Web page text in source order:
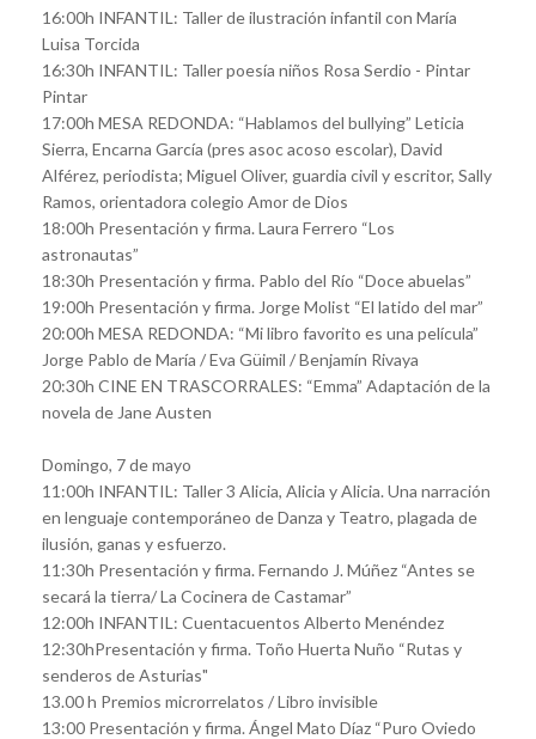
16:00h INFANTIL: Taller de ilustración infantil con María
Luisa Torcida
16:30h INFANTIL: Taller poesía niños Rosa Serdio - Pintar
Pintar
17:00h MESA REDONDA: “Hablamos del bullying” Leticia
Sierra, Encarna García (pres asoc acoso escolar), David
Alférez, periodista; Miguel Oliver, guardia civil y escritor, Sally
Ramos, orientadora colegio Amor de Dios
18:00h Presentación y firma. Laura Ferrero “Los
astronautas”
18:30h Presentación y firma. Pablo del Río “Doce abuelas”
19:00h Presentación y firma. Jorge Molist “El latido del mar”
20:00h MESA REDONDA: “Mi libro favorito es una película”
Jorge Pablo de María / Eva Güimil / Benjamín Rivaya
20:30h CINE EN TRASCORRALES: “Emma” Adaptación de la
novela de Jane Austen
Domingo, 7 de mayo
11:00h INFANTIL: Taller 3 Alicia, Alicia y Alicia. Una narración
en lenguaje contemporáneo de Danza y Teatro, plagada de
ilusión, ganas y esfuerzo.
11:30h Presentación y firma. Fernando J. Múñez “Antes se
secará la tierra/ La Cocinera de Castamar”
12:00h INFANTIL: Cuentacuentos Alberto Menéndez
12:30hPresentación y firma. Toño Huerta Nuño “Rutas y
senderos de Asturias"
13.00 h Premios microrrelatos / Libro invisible
13:00 Presentación y firma. Ángel Mato Díaz “Puro Oviedo